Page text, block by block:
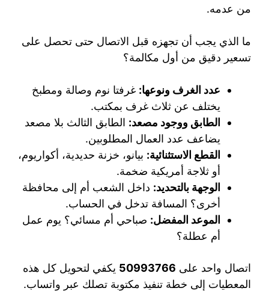
من عدمه.
ما الذي يجب أن تجهزه قبل الاتصال حتى تحصل على
تسعير دقيق من أول مكالمة؟
عدد الغرف ونوعها: غرفتا نوم وصالة ومطبخ
يختلف عن ثلاث غرف بمكتب.
الطابق ووجود مصعد: الطابق الثالث بلا مصعد
يضاعف عدد العمال المطلوبين.
القطع الاستثنائية: بيانو، خزنة حديدية، أكواريوم،
أو ثلاجة أمريكية ضخمة.
الوجهة بالتحديد: داخل الشعب أم إلى محافظة
أخرى؟ المسافة تدخل في الحساب.
الموعد المفضل: صباحي أم مسائي؟ يوم عمل
أم عطلة؟
اتصال واحد على 50993766 يكفي لتحويل كل هذه
المعطيات إلى خطة تنفيذ مكتوبة تصلك عبر واتساب.